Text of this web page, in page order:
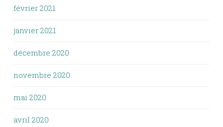
février 2021
janvier 2021
décembre 2020
novembre 2020
mai 2020
avril 2020